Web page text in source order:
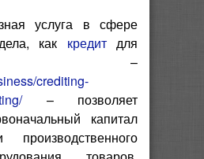
услуга в сфере
как кредитдля
–
crediting-
– позволяет
капитал